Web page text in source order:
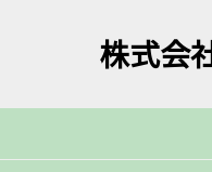
株式会